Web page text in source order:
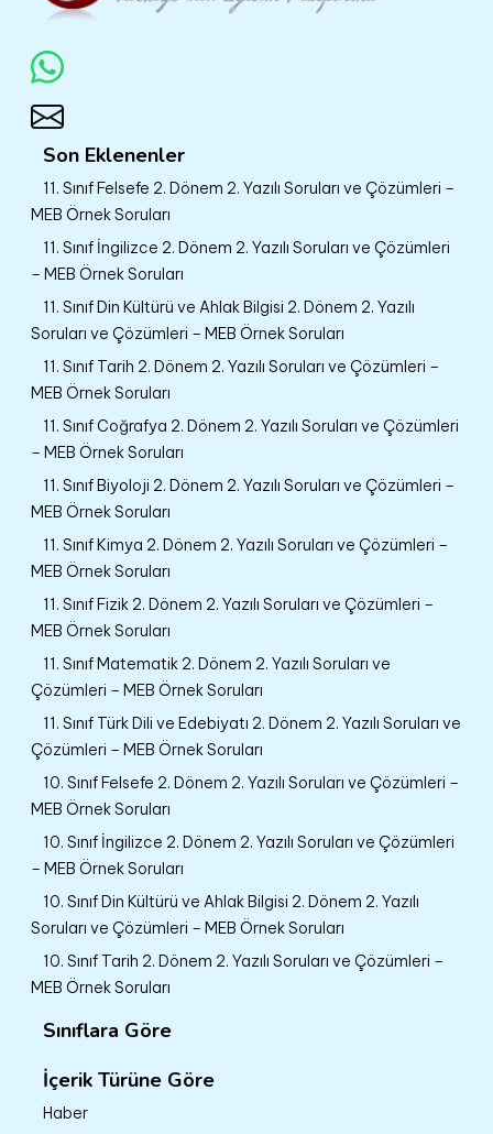
Son Eklenenler
11. Sınıf Felsefe 2. Dönem 2. Yazılı Soruları ve Çözümleri –
MEB Örnek Soruları
11. Sınıf İngilizce 2. Dönem 2. Yazılı Soruları ve Çözümleri
– MEB Örnek Soruları
11. Sınıf Din Kültürü ve Ahlak Bilgisi 2. Dönem 2. Yazılı
Soruları ve Çözümleri – MEB Örnek Soruları
11. Sınıf Tarih 2. Dönem 2. Yazılı Soruları ve Çözümleri –
MEB Örnek Soruları
11. Sınıf Coğrafya 2. Dönem 2. Yazılı Soruları ve Çözümleri
– MEB Örnek Soruları
11. Sınıf Biyoloji 2. Dönem 2. Yazılı Soruları ve Çözümleri –
MEB Örnek Soruları
11. Sınıf Kimya 2. Dönem 2. Yazılı Soruları ve Çözümleri –
MEB Örnek Soruları
11. Sınıf Fizik 2. Dönem 2. Yazılı Soruları ve Çözümleri –
MEB Örnek Soruları
11. Sınıf Matematik 2. Dönem 2. Yazılı Soruları ve
Çözümleri – MEB Örnek Soruları
11. Sınıf Türk Dili ve Edebiyatı 2. Dönem 2. Yazılı Soruları ve
Çözümleri – MEB Örnek Soruları
10. Sınıf Felsefe 2. Dönem 2. Yazılı Soruları ve Çözümleri –
MEB Örnek Soruları
10. Sınıf İngilizce 2. Dönem 2. Yazılı Soruları ve Çözümleri
– MEB Örnek Soruları
10. Sınıf Din Kültürü ve Ahlak Bilgisi 2. Dönem 2. Yazılı
Soruları ve Çözümleri – MEB Örnek Soruları
10. Sınıf Tarih 2. Dönem 2. Yazılı Soruları ve Çözümleri –
MEB Örnek Soruları
Sınıflara Göre
İçerik Türüne Göre
Haber